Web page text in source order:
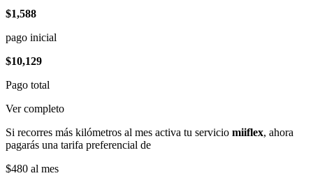
$1,588
pago inicial
$10,129
Pago total
Ver completo
Si recorres más kilómetros al mes activa tu servicio miiflex, ahora
pagarás una tarifa preferencial de
$480 al mes